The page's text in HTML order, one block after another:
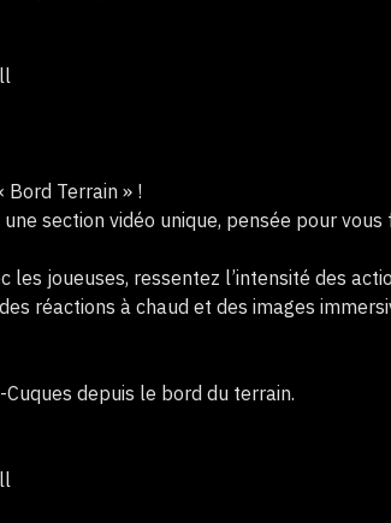
Terrain » !
section vidéo unique, pensée pour
les joueuses, ressentez l’intensité des
réactions à chaud et des images
depuis le bord du terrain.